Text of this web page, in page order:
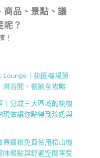
商品、景點、議
呢？
！
Lounge｜桃園機場第
淋浴間、餐飲全攻略
分成三大區域的桃機
現做讓你點得到珍奶與
資格免費使用松山機
餐點與舒適空間享受